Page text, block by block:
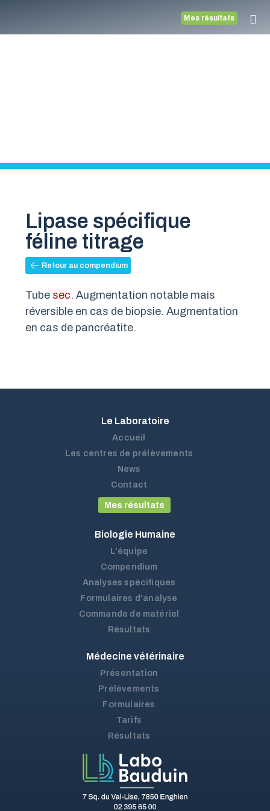
Mes résultats
Lipase spécifique
féline titrage
Retour au compendium
Tube sec. Augmentation notable mais
réversible en cas de biopsie. Augmentation
en cas de pancréatite.
Le Laboratoire
Accueil
Les centres de prélèvements
News
Contact
Mes résultats
Biologie Humaine
L'équipe
Compendium
Analyses spécifiques
Formulaires d'analyse
Commande de matériel
Résultats
Médecine vétérinaire
Présentation
Prélèvements
Formulaires
Tarifs
Résultats